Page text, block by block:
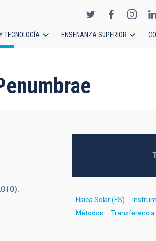
TECNOLOGÍA ENSEÑANZA SUPERIOR
Física Solar (FS)
Métodos
Transferencia